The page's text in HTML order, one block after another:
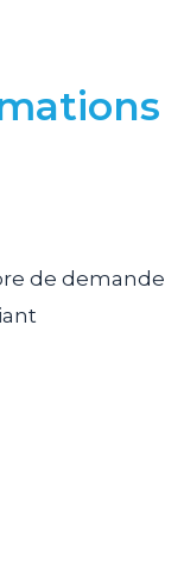
de demande